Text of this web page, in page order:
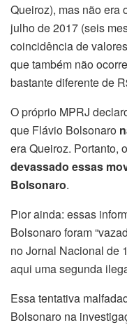
Queiroz), mas não era
julho de 2017 (seis
coincidência de
que também não
bastante diferente de
O próprio MPRJ
que Flávio Bolsonaro
era Queiroz. Portanto, o
devassado essas
Bolsonaro.
Pior ainda: essas
Bolsonaro foram
no Jornal Nacional de
aqui uma segunda
Essa tentativa
Bolsonaro na